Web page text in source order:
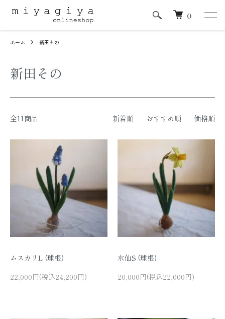
0
ホーム 新田その
新田その
全11商品 新着順 おすすめ順 価格順
ムスカリL (球根)
22,000円(税込24,200円)
水仙S (球根)
20,000円(税込22,000円)